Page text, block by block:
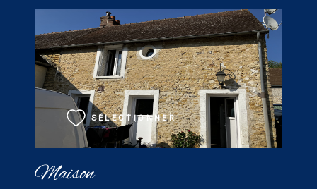
Maison
SÉLECTIONNER
VOIR LE BIEN